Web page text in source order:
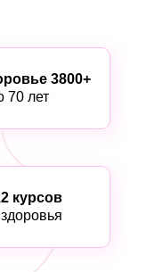
курсов
3800+
70 лет